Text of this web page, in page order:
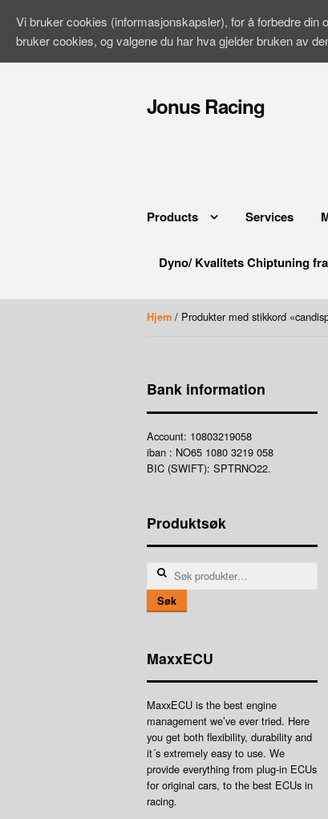
Jonus Racing
Products Services
Dyno/ Kvalitets Chiptuning
Hjem / Produkter med stikkord
Bank information
Account: 10803219058
iban : NO65 1080 3219 058
BIC (SWIFT): SPTRNO22.
Produktsøk
Søk
Søk
MaxxECU
MaxxECU is the best engine
management we’ve ever tried. Here
you get both flexibility, durability and
it´s extremely easy to use. We
provide everything from plug-in ECUs
for original cars, to the best ECUs in
racing.
Vi bruker cookies (informasjonskapsler), for å forbedre
bruker cookies, og valgene du har hva gjelder bruken av